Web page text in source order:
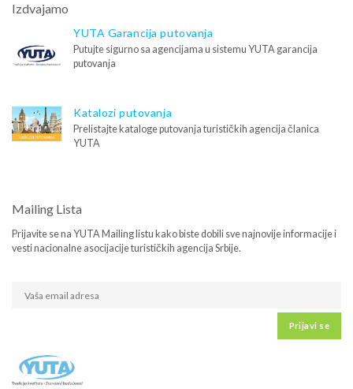
Izdvajamo
YUTA Garancija putovanja
Putujte sigurno sa agencijama u sistemu YUTA garancija
putovanja
Katalozi putovanja
Prelistajte kataloge putovanja turističkih agencija članica
YUTA
Mailing Lista
Prijavite se na YUTA Mailing listu kako biste dobili sve najnovije informacije i
vesti nacionalne asocijacije turističkih agencija Srbije.
Prijavi se